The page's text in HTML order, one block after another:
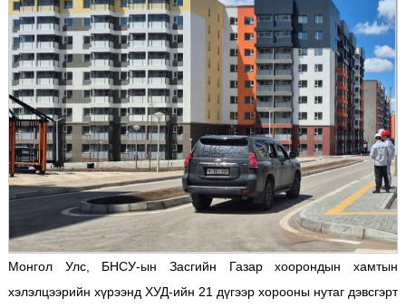
Монгол Улс, БНСУ-ын Засгийн Газар хоорондын хамтын
хэлэлцээрийн хүрээнд ХУД-ийн 21 дүгээр хорооны нутаг дэвсгэрт